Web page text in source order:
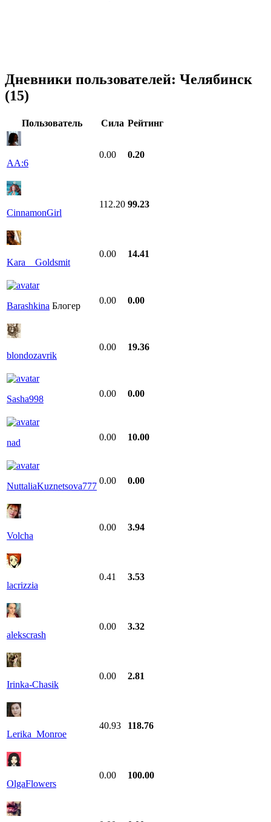
Дневники пользователей: Челябинск
(15)
Пользователь Сила Рейтинг
AA:6
0.00 0.20
CinnamonGirl
112.20 99.23
Kara__Goldsmit
0.00 14.41
Barashkina Блогер
0.00 0.00
blondozavrik
0.00 19.36
Sasha998
0.00 0.00
nad
0.00 10.00
NuttaliaKuznetsova777
0.00 0.00
Volcha
0.00 3.94
lacrizzia
0.41 3.53
alekscrash
0.00 3.32
Irinka-Chasik
0.00 2.81
Lerika_Monroe
40.93 118.76
OlgaFlowers
0.00 100.00